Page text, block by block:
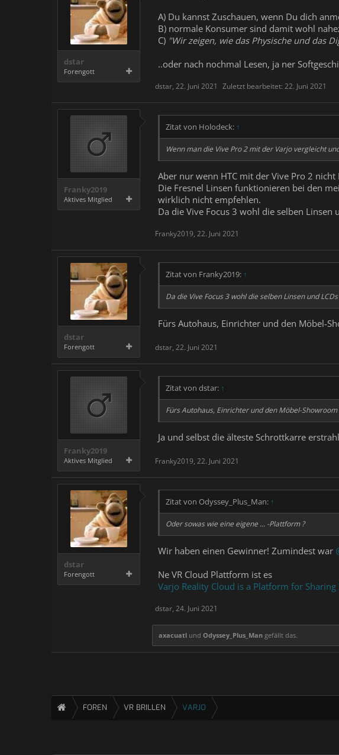
dstar
Forengott
A) Du kannst Zuschauen, wenn Du dich
B) normale Konsumer sind damit wohl
C) "Wir zeigen, wie das Physische und das
..oder nach nochmal Lesen, ja ner
dstar, 22. Juni 2021 Zuletzt bearbeitet: 22. Juni 2021
Franky2019
Aktives Mitglied
Zitat von Holodeck: ↑
Wenn man die Vive Pro 2 mit der Varjo vergleicht
Aber nur wenn HTC mit der Vive Pro 2
Die Fresnel Linsen funktionieren bei den
wirklich nicht empfehlen.
Da die Vive Focus 3 wohl die selben
Franky2019, 22. Juni 2021
dstar
Forengott
Zitat von Franky2019: ↑
Da die Vive Focus 3 wohl die selben Linsen und
Fürs Autohaus, Einrichter und den Möbel-
dstar, 22. Juni 2021
Franky2019
Aktives Mitglied
Zitat von dstar: ↑
Fürs Autohaus, Einrichter und den Möbel-
Ja und selbst die älteste Schrottkarre
Franky2019, 22. Juni 2021
dstar
Forengott
Zitat von Odyssey_Plus_Man: ↑
Oder sowas wie eine eigene ... -Plattform ?
Wir haben einen Gewinner! Zumindest war
Ne VR Cloud Plattform ist es
Varjo Reality Cloud is a Platform for
dstar, 24. Juni 2021
axacuatl und Odyssey_Plus_Man gefällt das.
FOREN VR BRILLEN VARJO